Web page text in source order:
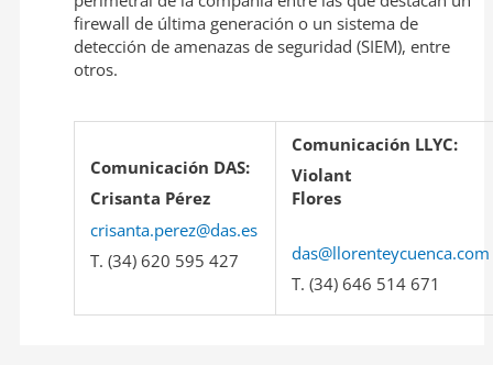
firewall de última generación o un sistema de
detección de amenazas de seguridad (SIEM), entre
otros.
Comunicación DAS:
Crisanta Pérez
crisanta.perez@das.es
T. (34) 620 595 427
Comunicación LLYC:
Violant
das@llorenteycuenca.com
T. (34) 646 514 671